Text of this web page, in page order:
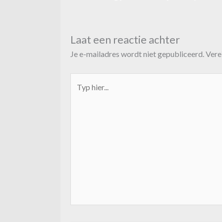
Laat een reactie achter
Je e-mailadres wordt niet gepubliceerd.
hier...